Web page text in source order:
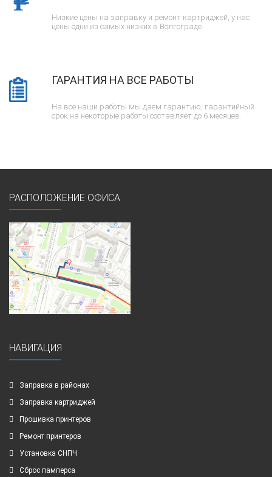
Низкие цены на заправку и ремонт картриджей, у нас
цены одни из самых низких в Волгограде.
ГАРАНТИЯ НА ВСЕ РАБОТЫ
На все наши работы мы даем гарантию, гарантийный
срок на некоторые работы составляет до 6 месяцев.
РАСПОЛОЖЕНИЕ ОФИСА
НАВИГАЦИЯ
Заправка в районах
Заправка картриджей
Прошивка принтеров
Ремонт принтеров
Установка СНПЧ
Сброс памперса